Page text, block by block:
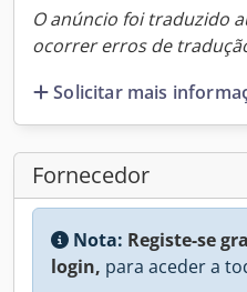
O anúncio foi traduzido
ocorrer erros de
Solicitar mais
Fornecedor
Nota: Registe-se
login, para aceder a